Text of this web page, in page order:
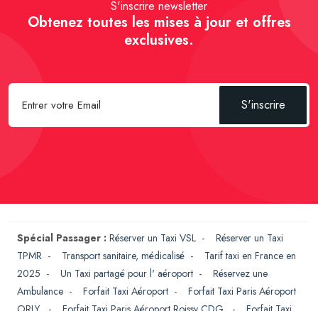
S'inscrire newsletter
Obtenez toutes les mises à jour et offres
exclusives.
S'inscrire
Spécial Passager : Réserver un Taxi VSL - Réserver un Taxi
TPMR - Transport sanitaire, médicalisé - Tarif taxi en France en
2025 - Un Taxi partagé pour l' aéroport - Réservez une
Ambulance - Forfait Taxi Aéroport - Forfait Taxi Paris Aéroport